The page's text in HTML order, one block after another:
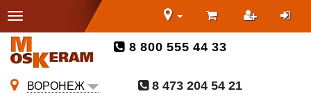
8 800 555 44 33
ВОРОНЕЖ
8 473 204 54 21